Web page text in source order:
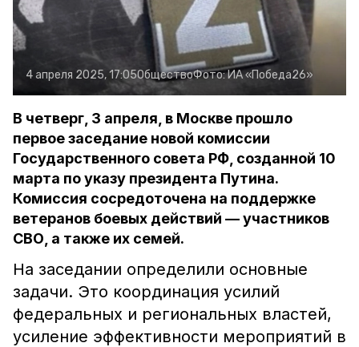
4 апреля 2025, 17:05ОбществоФото:ИА «Победа26»
В четверг, 3 апреля, в Москве прошло
первое заседание новой комиссии
Государственного совета РФ, созданной 10
марта по указу президента Путина.
Комиссия сосредоточена на поддержке
ветеранов боевых действий — участников
СВО, а также их семей.
На заседании определили основные
задачи. Это координация усилий
федеральных и региональных властей,
усиление эффективности мероприятий в